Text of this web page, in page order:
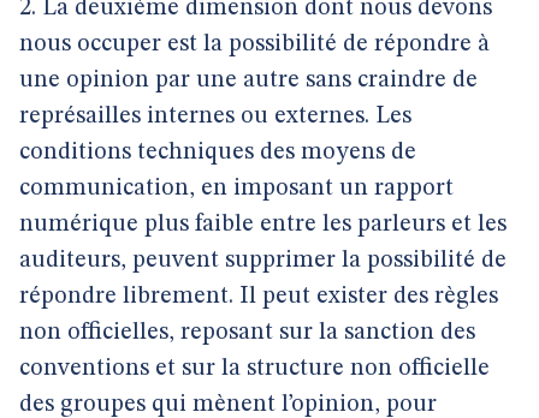
2. La deuxième dimension dont nous devons
nous occuper est la possibilité de répondre à
une opinion par une autre sans craindre de
représailles internes ou externes. Les
conditions techniques des moyens de
communication, en imposant un rapport
numérique plus faible entre les parleurs et les
auditeurs, peuvent supprimer la possibilité de
répondre librement. Il peut exister des règles
non officielles, reposant sur la sanction des
conventions et sur la structure non officielle
des groupes qui mènent l’opinion, pour